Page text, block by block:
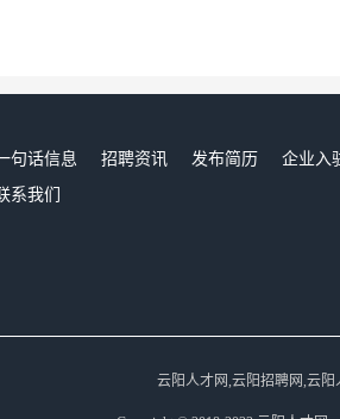
句话信息 招聘资讯 发布简历 企业入
系我们
云阳人才网,云阳招聘网,云